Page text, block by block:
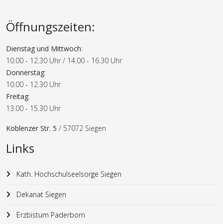
Öffnungszeiten:
Dienstag und Mittwoch:
10.00 - 12.30 Uhr / 14.00 - 16.30 Uhr
Donnerstag:
10.00 - 12.30 Uhr
Freitag:
13.00 - 15.30 Uhr
Koblenzer Str. 5 / 57072 Siegen
Links
Kath. Hochschulseelsorge Siegen
Dekanat Siegen
Erzbistum Paderborn